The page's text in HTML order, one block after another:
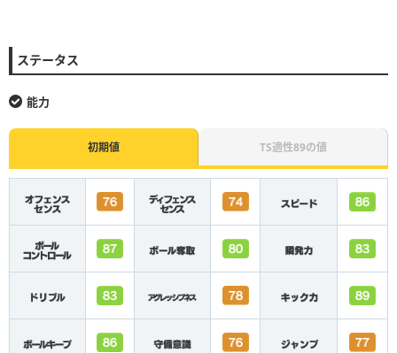
ステータス
能力
初期値 TS適性89の値